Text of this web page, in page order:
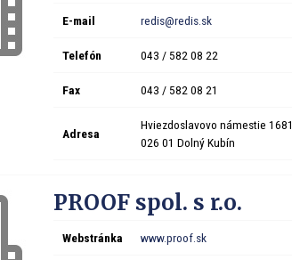
E-mail redis@redis.sk
Telefón 043 / 582 08 22
Fax 043 / 582 08 21
Adresa
Hviezdoslavovo námestie 1681,
026 01 Dolný Kubín
PROOF spol. s r.o.
Webstránka www.proof.sk